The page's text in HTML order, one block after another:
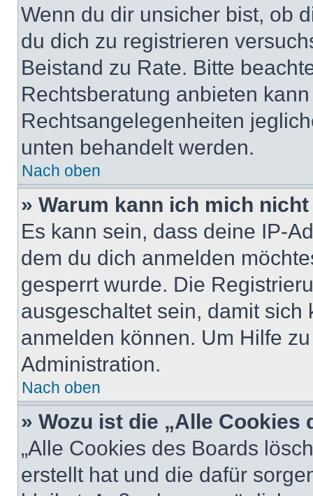
Wenn du dir unsicher bist, ob
du dich zu registrieren
Beistand zu Rate. Bitte
Rechtsberatung anbieten
Rechtsangelegenheiten
unten behandelt werden.
Nach oben
» Warum kann ich mich
Es kann sein, dass deine IP-
dem du dich anmelden
gesperrt wurde. Die
ausgeschaltet sein, damit
anmelden können. Um Hilfe
Administration.
Nach oben
» Wozu ist die „Alle
„Alle Cookies des Boards
erstellt hat und die dafür